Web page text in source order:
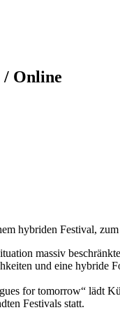
/ Online
hybriden Festival,
massiv
und eine hybride
for tomorrow“ lädt
Festivals statt.